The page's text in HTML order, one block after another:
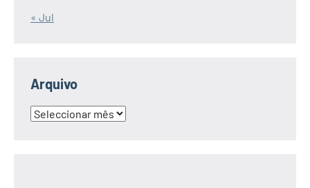
« Jul
Arquivo
Arquivo